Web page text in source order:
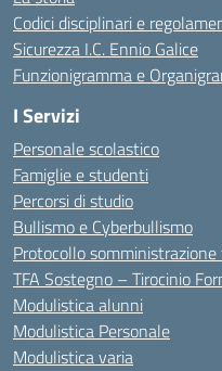
Codici disciplinari e
Sicurezza I.C. Ennio Galice
Funzionigramma e
I Servizi
Personale scolastico
Famiglie e studenti
Percorsi di studio
Bullismo e Cyberbullismo
Protocollo somministrazione
TFA Sostegno – Tirocinio
Modulistica alunni
Modulistica Personale
Modulistica varia